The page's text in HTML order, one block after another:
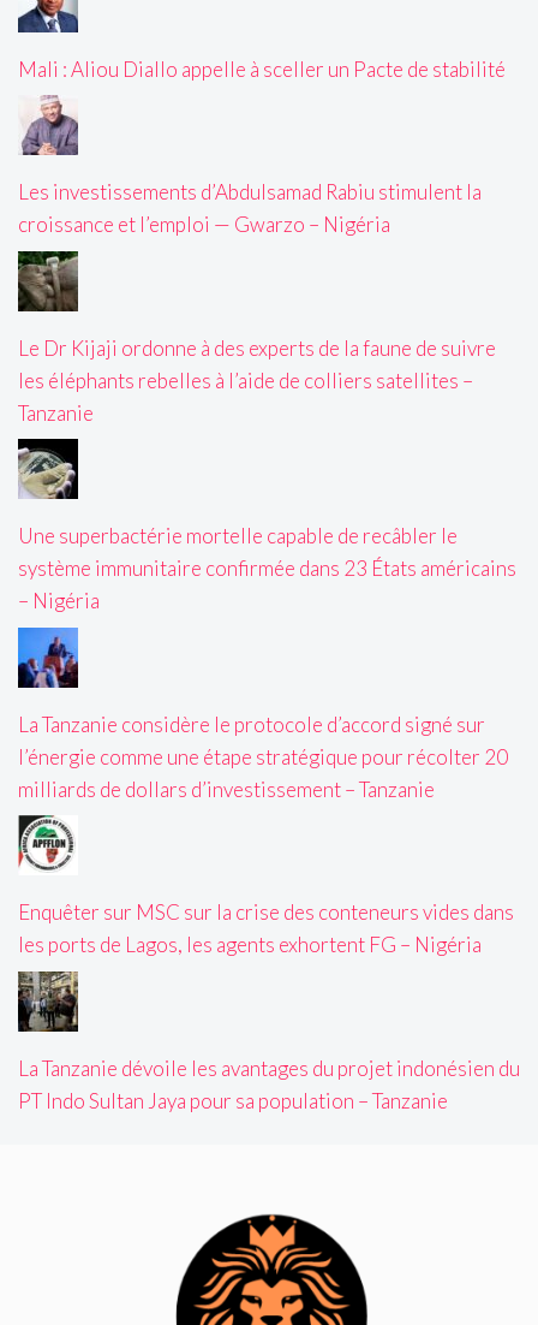
Mali : Aliou Diallo appelle à sceller un Pacte de stabilité
Les investissements d’Abdulsamad Rabiu stimulent la
croissance et l’emploi — Gwarzo – Nigéria
Le Dr Kijaji ordonne à des experts de la faune de suivre
les éléphants rebelles à l’aide de colliers satellites –
Tanzanie
Une superbactérie mortelle capable de recâbler le
système immunitaire confirmée dans 23 États américains
– Nigéria
La Tanzanie considère le protocole d’accord signé sur
l’énergie comme une étape stratégique pour récolter 20
milliards de dollars d’investissement – Tanzanie
Enquêter sur MSC sur la crise des conteneurs vides dans
les ports de Lagos, les agents exhortent FG – Nigéria
La Tanzanie dévoile les avantages du projet indonésien du
PT Indo Sultan Jaya pour sa population – Tanzanie